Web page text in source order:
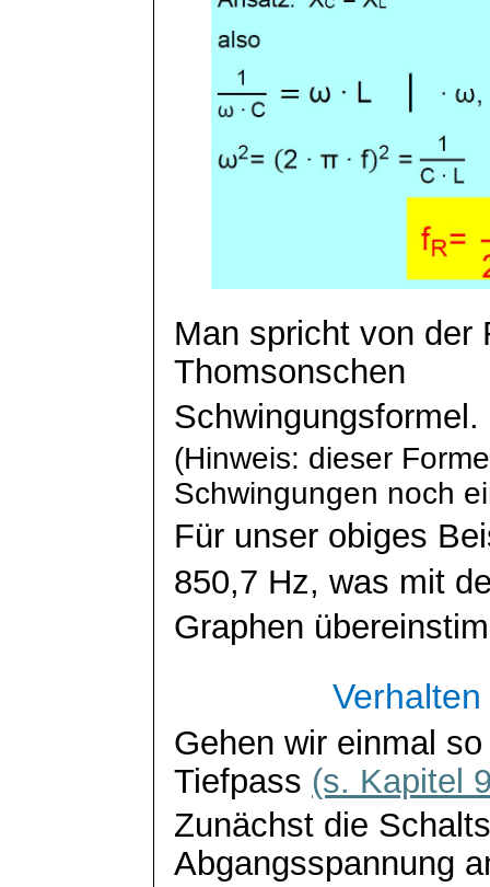
Man spricht von der
Thomsonschen
Schwingungsformel.
(Hinweis: dieser
Schwingungen noch
Für unser obiges
850,7 Hz, was mit
Graphen
Gehen wir einmal
Tiefpass (s. Kapitel
Zunächst die
Abgangsspannung